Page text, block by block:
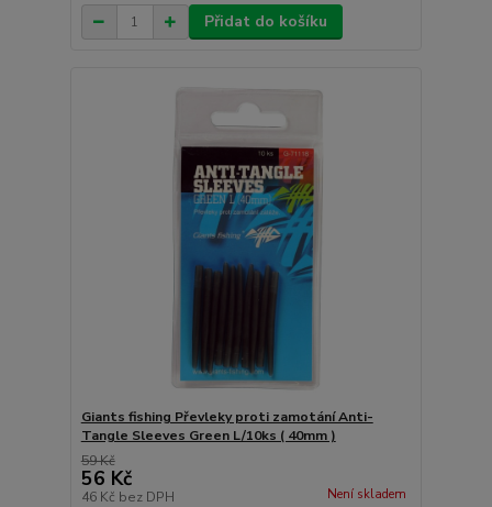
Přidat do košíku
Giants fishing Převleky proti zamotání Anti-
Tangle Sleeves Green L/10ks ( 40mm )
59 Kč
56 Kč
46 Kč bez DPH Není skladem